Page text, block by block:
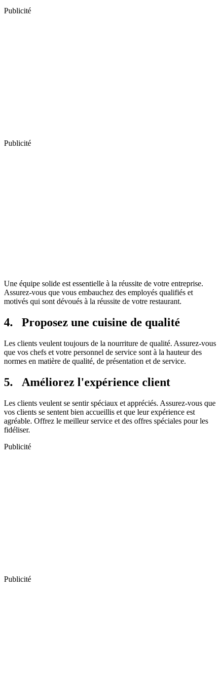
Publicité
Publicité
Une équipe solide est essentielle à la réussite de votre entreprise.
Assurez-vous que vous embauchez des employés qualifiés et
motivés qui sont dévoués à la réussite de votre restaurant.
4. Proposez une cuisine de qualité
Les clients veulent toujours de la nourriture de qualité. Assurez-vous
que vos chefs et votre personnel de service sont à la hauteur des
normes en matière de qualité, de présentation et de service.
5. Améliorez l'expérience client
Les clients veulent se sentir spéciaux et appréciés. Assurez-vous que
vos clients se sentent bien accueillis et que leur expérience est
agréable. Offrez le meilleur service et des offres spéciales pour les
fidéliser.
Publicité
Publicité